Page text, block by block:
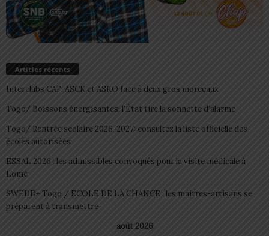
Articles récents
Interclubs CAF: ASCK et ASKO face à deux gros morceaux
Togo/ Boissons énergisantes: l’État tire la sonnette d’alarme
Togo/ Rentrée scolaire 2026-2027: consultez la liste officielle des
écoles autorisées
ESSAL 2026 : les admissibles convoqués pour la visite médicale à
Lomé
SWEDD+ Togo / ECOLE DE LA CHANCE : les maitres-artisans se
préparent à transmettre
août 2026